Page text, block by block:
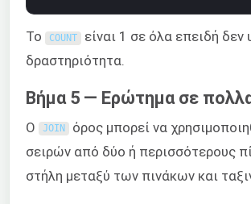
Το COUNT είναι 1 σε όλα επειδή δεν
δραστηριότητα.
Βήμα 5 — Ερώτημα σε
Ο JOIN όρος μπορεί να
σειρών από δύο ή περισσότερους
στήλη μεταξύ των πινάκων και